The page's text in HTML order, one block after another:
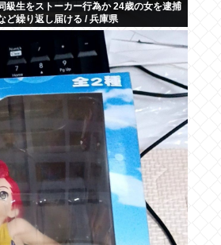
級生をストーカー行為か 24歳の女を逮捕
ど繰り返し届ける / 兵庫県